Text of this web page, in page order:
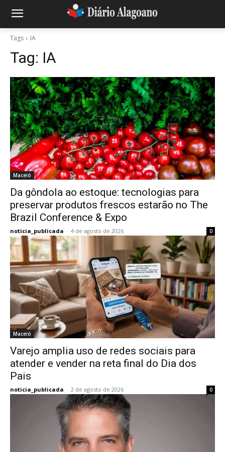
Tags IA
Tag: IA
Maceió
Da gôndola ao estoque: tecnologias para
preservar produtos frescos estarão no The
Brazil Conference & Expo
noticia_publicada - 4 de agosto de 2026 0
Maceió
Varejo amplia uso de redes sociais para
atender e vender na reta final do Dia dos
Pais
noticia_publicada - 2 de agosto de 2026 0